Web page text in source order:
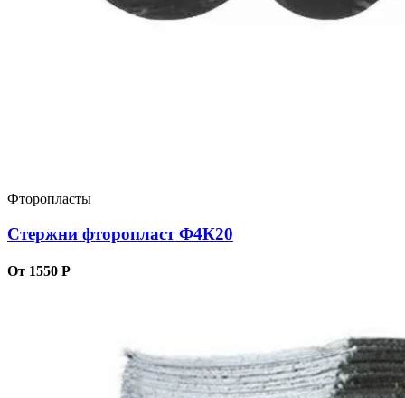
Фторопласты
Стержни фторопласт Ф4К20
От 1550 Р